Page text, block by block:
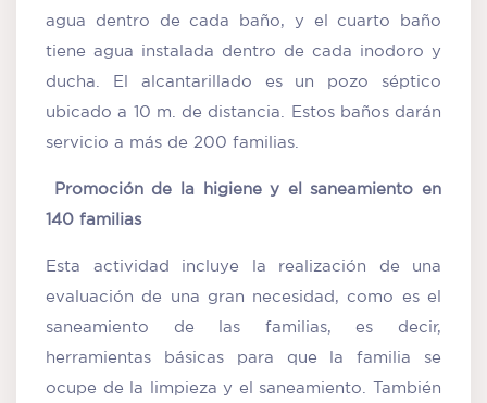
agua dentro de cada baño, y el cuarto baño
tiene agua instalada dentro de cada inodoro y
ducha. El alcantarillado es un pozo séptico
ubicado a 10 m. de distancia. Estos baños darán
servicio a más de 200 familias.
Promoción de la higiene y el saneamiento en
140 familias
Esta actividad incluye la realización de una
evaluación de una gran necesidad, como es el
saneamiento de las familias, es decir,
herramientas básicas para que la familia se
ocupe de la limpieza y el saneamiento. También